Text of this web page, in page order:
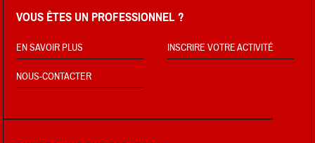
VOUS ÊTES UN PROFESSIONNEL ?
EN SAVOIR PLUS INSCRIRE VOTRE ACTIVITÉ
NOUS-CONTACTER